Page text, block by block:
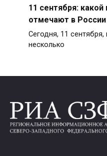
11 сентября:
отмечают в
Сегодня, 11
несколько